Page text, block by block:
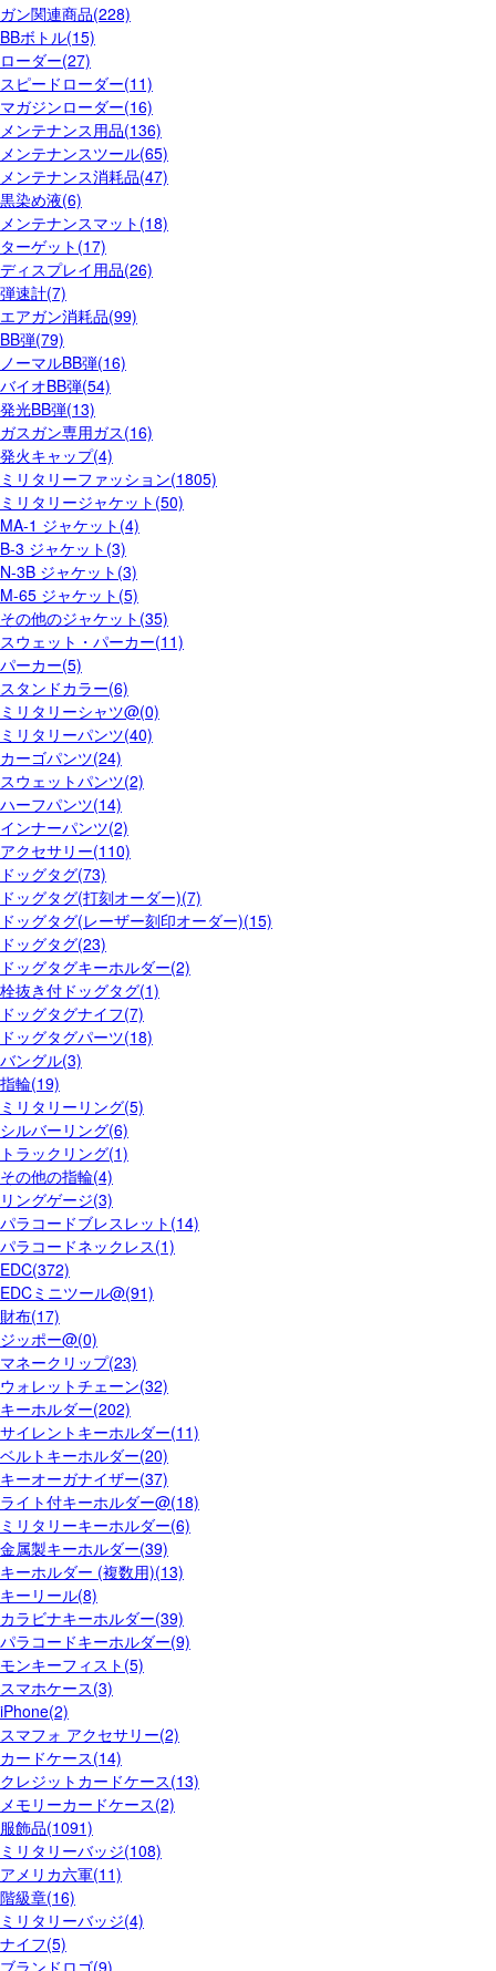
ガン関連商品(228)
BBボトル(15)
ローダー(27)
スピードローダー(11)
マガジンローダー(16)
メンテナンス用品(136)
メンテナンスツール(65)
メンテナンス消耗品(47)
黒染め液(6)
メンテナンスマット(18)
ターゲット(17)
ディスプレイ用品(26)
弾速計(7)
エアガン消耗品(99)
BB弾(79)
ノーマルBB弾(16)
バイオBB弾(54)
発光BB弾(13)
ガスガン専用ガス(16)
発火キャップ(4)
ミリタリーファッション(1805)
ミリタリージャケット(50)
MA-1 ジャケット(4)
B-3 ジャケット(3)
N-3B ジャケット(3)
M-65 ジャケット(5)
その他のジャケット(35)
スウェット・パーカー(11)
パーカー(5)
スタンドカラー(6)
ミリタリーシャツ@(0)
ミリタリーパンツ(40)
カーゴパンツ(24)
スウェットパンツ(2)
ハーフパンツ(14)
インナーパンツ(2)
アクセサリー(110)
ドッグタグ(73)
ドッグタグ(打刻オーダー)(7)
ドッグタグ(レーザー刻印オーダー)(15)
ドッグタグ(23)
ドッグタグキーホルダー(2)
栓抜き付ドッグタグ(1)
ドッグタグナイフ(7)
ドッグタグパーツ(18)
バングル(3)
指輪(19)
ミリタリーリング(5)
シルバーリング(6)
トラックリング(1)
その他の指輪(4)
リングゲージ(3)
パラコードブレスレット(14)
パラコードネックレス(1)
EDC(372)
EDCミニツール@(91)
財布(17)
ジッポー@(0)
マネークリップ(23)
ウォレットチェーン(32)
キーホルダー(202)
サイレントキーホルダー(11)
ベルトキーホルダー(20)
キーオーガナイザー(37)
ライト付キーホルダー@(18)
ミリタリーキーホルダー(6)
金属製キーホルダー(39)
キーホルダー (複数用)(13)
キーリール(8)
カラビナキーホルダー(39)
パラコードキーホルダー(9)
モンキーフィスト(5)
スマホケース(3)
iPhone(2)
スマフォ アクセサリー(2)
カードケース(14)
クレジットカードケース(13)
メモリーカードケース(2)
服飾品(1091)
ミリタリーバッジ(108)
アメリカ六軍(11)
階級章(16)
ミリタリーバッジ(4)
ナイフ(5)
ブランドロゴ(9)